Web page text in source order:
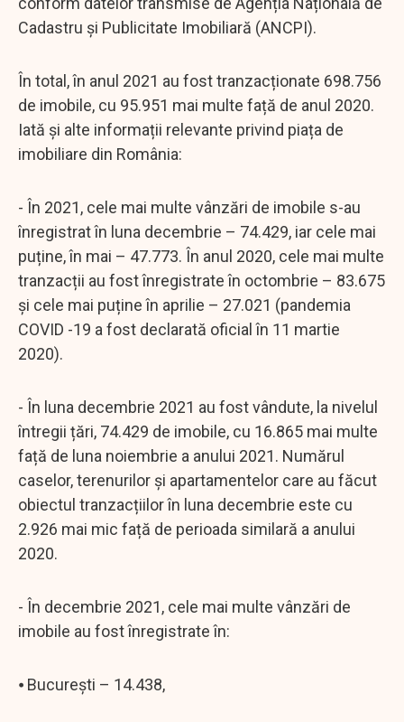
Cadastru și Publicitate Imobiliară (ANCPI).
În total, în anul 2021 au fost tranzacționate 698.756
de imobile, cu 95.951 mai multe față de anul 2020.
Iată și alte informații relevante privind piața de
imobiliare din România:
- În 2021, cele mai multe vânzări de imobile s-au
înregistrat în luna decembrie – 74.429, iar cele mai
puține, în mai – 47.773. În anul 2020, cele mai multe
tranzacții au fost înregistrate în octombrie – 83.675
și cele mai puține în aprilie – 27.021 (pandemia
COVID -19 a fost declarată oficial în 11 martie
2020).
- În luna decembrie 2021 au fost vândute, la nivelul
întregii țări, 74.429 de imobile, cu 16.865 mai multe
față de luna noiembrie a anului 2021. Numărul
caselor, terenurilor și apartamentelor care au făcut
obiectul tranzacțiilor în luna decembrie este cu
2.926 mai mic față de perioada similară a anului
2020.
- În decembrie 2021, cele mai multe vânzări de
imobile au fost înregistrate în:
⦁ București – 14.438,